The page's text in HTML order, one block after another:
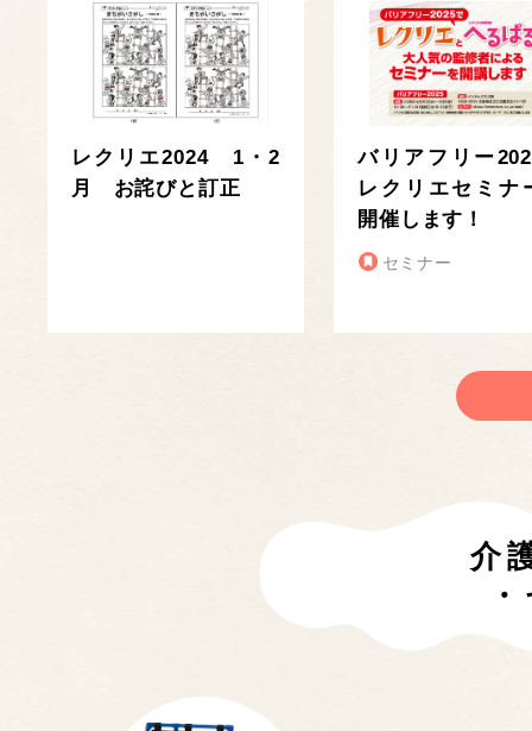
レクリエ2024 1・2
月 お詫びと訂正
バリアフリー
レクリエセミナ
開催します！
セミナー
介